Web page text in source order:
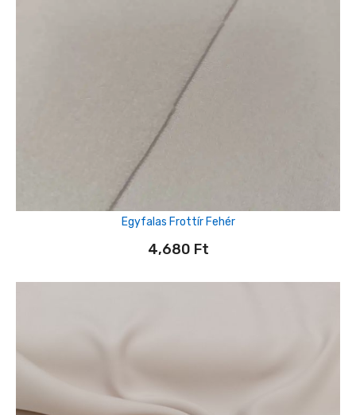
Egyfalas Frottír Fehér
4,680 Ft